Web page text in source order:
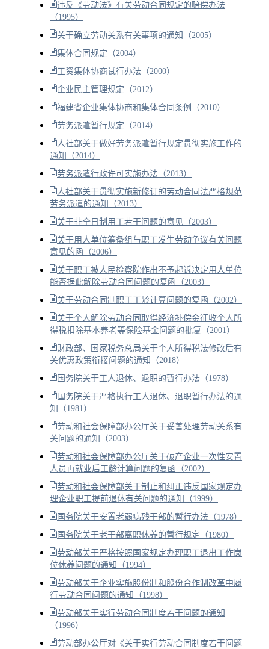
违反《劳动法》有关劳动合同规定的赔偿办法
（1995）
关于确立劳动关系有关事项的通知（2005）
集体合同规定（2004）
工资集体协商试行办法（2000）
企业民主管理规定（2012）
福建省企业集体协商和集体合同条例（2010）
劳务派遣暂行规定（2014）
人社部关于做好劳务派遣暂行规定贯彻实施工作的
通知（2014）
劳务派遣行政许可实施办法（2013）
人社部关于贯彻实施新修订的劳动合同法严格规范
劳务派遣的通知（2013）
关于非全日制用工若干问题的意见（2003）
关于用人单位筹备组与职工发生劳动争议有关问题
意见的函（2006）
关于职工被人民检察院作出不予起诉决定用人单位
能否据此解除劳动合同问题的复函（2003）
关于劳动合同制职工工龄计算问题的复函（2002）
关于个人解除劳动合同取得经济补偿金征收个人所
得税扣除基本养老等保险基金问题的批复（2001）
财政部、国家税务总局关于个人所得税法修改后有
关优惠政策衔接问题的通知（2018）
国务院关于工人退休、退职的暂行办法（1978）
国务院关于严格执行工人退休、退职暂行办法的通
知（1981）
劳动和社会保障部办公厅关于妥善处理劳动关系有
关问题的通知（2003）
劳动和社会保障部办公厅关于破产企业一次性安置
人员再就业后工龄计算问题的复函（2002）
劳动和社会保障部关于制止和纠正违反国家规定办
理企业职工提前退休有关问题的通知（1999）
国务院关于安置老弱病残干部的暂行办法（1978）
国务院关于老干部离职休养的暂行规定（1980）
劳动部关于严格按照国家规定办理职工退出工作岗
位休养问题的通知（1994）
劳动部关于企业实施股份制和股份合作制改革中履
行劳动合同问题的通知（1998）
劳动部关于实行劳动合同制度若干问题的通知
（1996）
劳动部办公厅对《关于实行劳动合同制度若干问题